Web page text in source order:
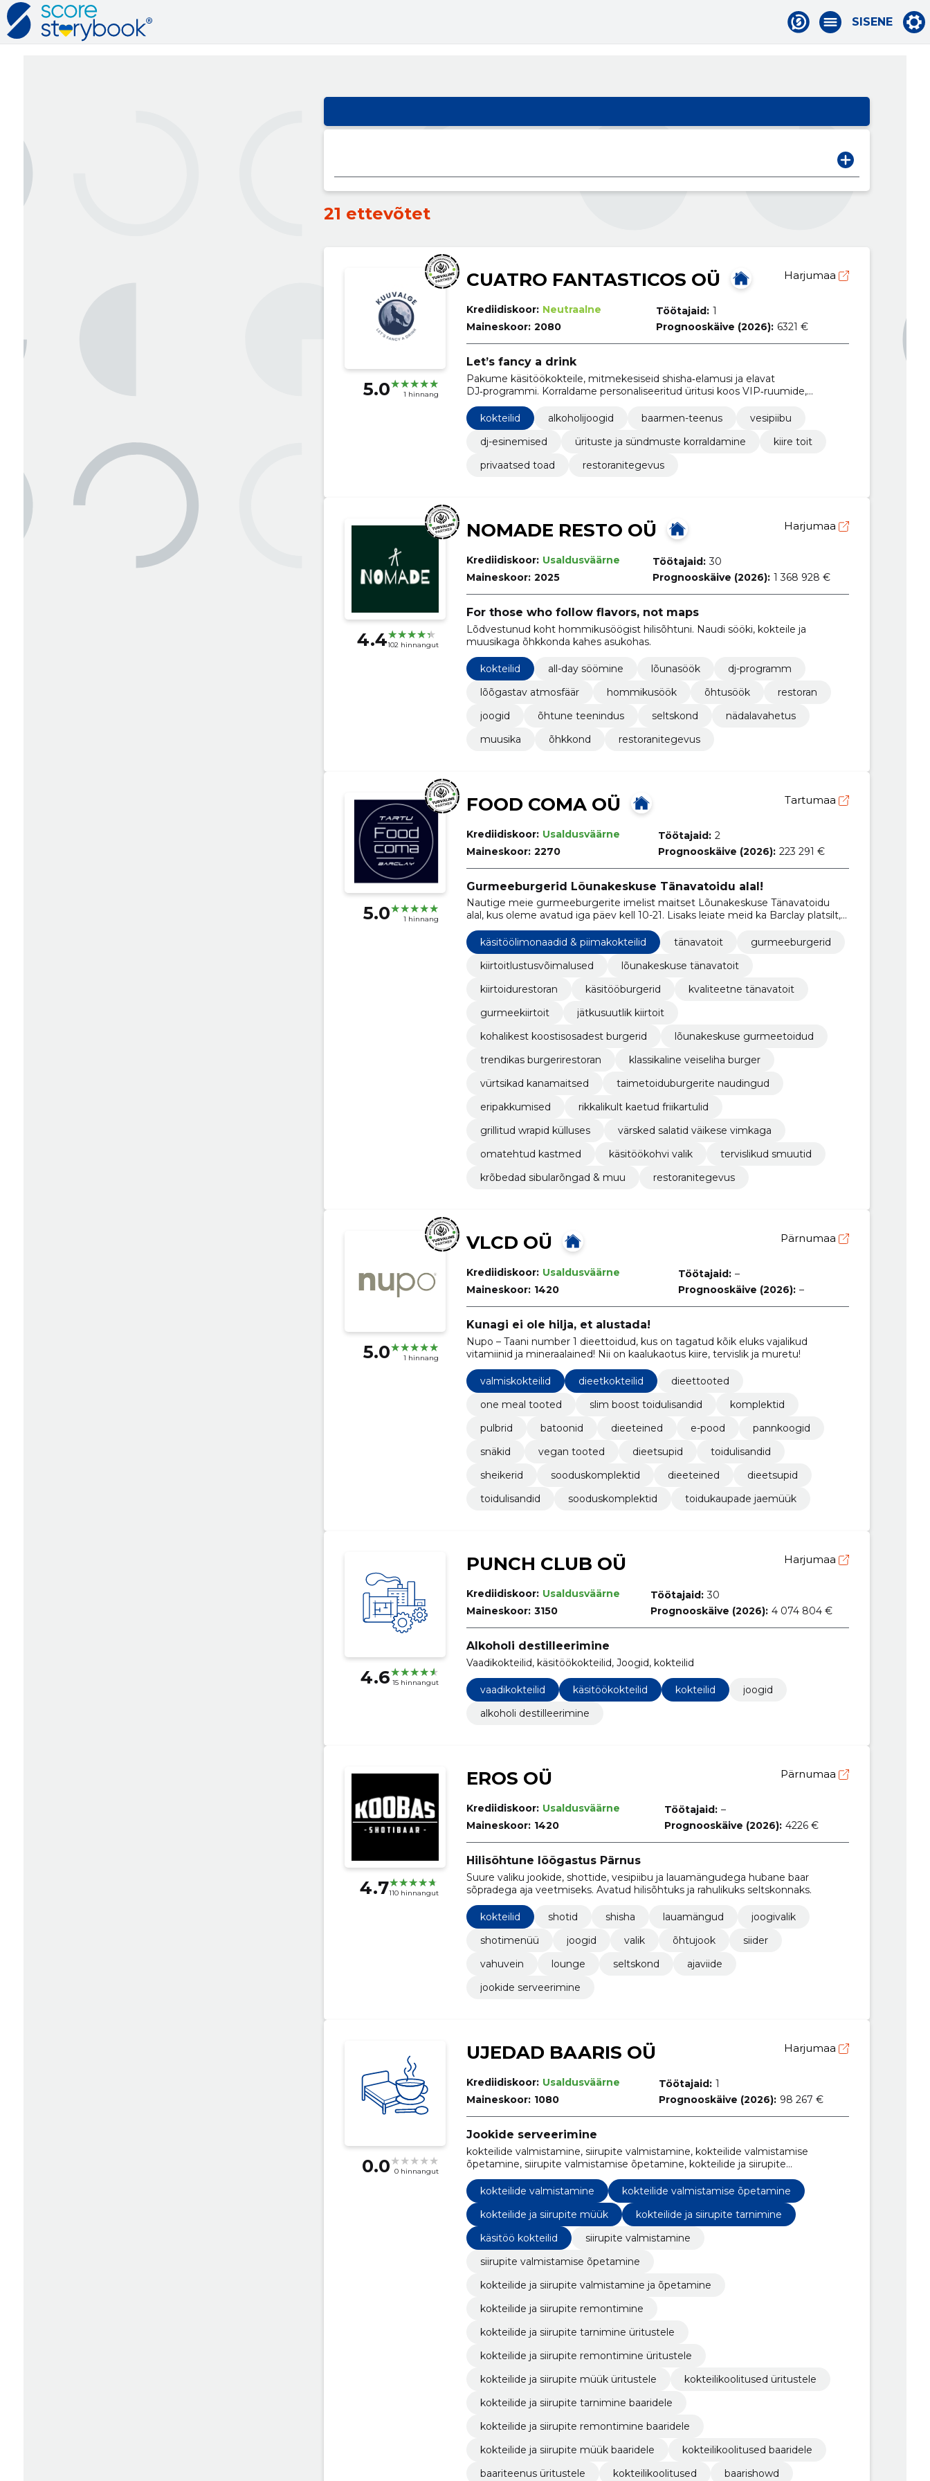
SISENE
21 ettevõtet
5.0 1 hinnang
CUATRO FANTASTICOS OÜ Harjumaa
Krediidiskoor: Neutraalne
Maineskoor: 2080
Töötajaid: 1
Prognooskäive (2026): 6321 €
Let’s fancy a drink
Pakume käsitöökokteile, mitmekesiseid shisha‑elamusi ja elavat
DJ‑programmi. Korraldame personaliseeritud üritusi koos VIP‑ruumide,
kohandatava menüü ja professionaalse teenindusega.
kokteilid
alkoholijoogid baarmen-teenus
vesipiibu
dj-esinemised
ürituste ja sündmuste korraldamine
kiire toit
privaatsed toad
restoranitegevus
4.4102 hinnangut
NOMADE RESTO OÜ Harjumaa
Krediidiskoor: Usaldusväärne
Maineskoor: 2025
Töötajaid: 30
Prognooskäive (2026): 1 368 928 €
For those who follow flavors, not maps
Lõdvestunud koht hommikusöögist hilisõhtuni. Naudi sööki, kokteile ja
muusikaga õhkkonda kahes asukohas.
kokteilid all-day söömine lõunasöök
dj-programm
lõõgastav atmosfäär
hommikusöök õhtusöök
restoran
joogid
õhtune teenindus seltskond
nädalavahetus
muusika
õhkkond restoranitegevus
5.0 1 hinnang
FOOD COMA OÜ Tartumaa
Krediidiskoor: Usaldusväärne
Maineskoor: 2270
Töötajaid: 2
Prognooskäive (2026): 223 291 €
Gurmeeburgerid Lõunakeskuse Tänavatoidu alal!
Nautige meie gurmeeburgerite imelist maitset Lõunakeskuse Tänavatoidu
alal, kus oleme avatud iga päev kell 10-21. Lisaks leiate meid ka Barclay platsilt,
kus saate meie maitsvaid burgereid nautida pühapäevast neljapäevani kell 16-
00 ja reedeti ning laupäeviti kella 19-04.
käsitöölimonaadid & piimakokteilid tänavatoit
gurmeeburgerid
kiirtoitlustusvõimalused
lõunakeskuse tänavatoit
kiirtoidurestoran
käsitööburgerid
kvaliteetne tänavatoit
gurmeekiirtoit
jätkusuutlik kiirtoit
kohalikest koostisosadest burgerid
lõunakeskuse gurmeetoidud
trendikas burgerirestoran
klassikaline veiseliha burger
vürtsikad kanamaitsed
taimetoiduburgerite naudingud
eripakkumised
rikkalikult kaetud friikartulid
grillitud wrapid külluses
värsked salatid väikese vimkaga
omatehtud kastmed
käsitöökohvi valik
tervislikud smuutid
krõbedad sibularõngad & muu
restoranitegevus
5.0 1 hinnang
VLCD OÜ Pärnumaa
Krediidiskoor: Usaldusväärne
Maineskoor: 1420
Töötajaid: –
Prognooskäive (2026): –
Kunagi ei ole hilja, et alustada!
Nupo – Taani number 1 dieettoidud, kus on tagatud kõik eluks vajalikud
vitamiinid ja mineraalained! Nii on kaalukaotus kiire, tervislik ja muretu!
valmiskokteilid dieetkokteilid
dieettooted
one meal tooted
slim boost toidulisandid
komplektid
pulbrid
batoonid dieeteined e-pood
pannkoogid
snäkid
vegan tooted dieetsupid
toidulisandid
sheikerid
sooduskomplektid dieeteined
dieetsupid
toidulisandid
sooduskomplektid toidukaupade jaemüük
4.6 15 hinnangut
PUNCH CLUB OÜ Harjumaa
Krediidiskoor: Usaldusväärne
Maineskoor: 3150
Töötajaid: 30
Prognooskäive (2026): 4 074 804 €
Alkoholi destilleerimine
Vaadikokteilid, käsitöökokteilid, Joogid, kokteilid
vaadikokteilid käsitöökokteilid kokteilid
joogid
alkoholi destilleerimine
4.7110 hinnangut
EROS OÜ Pärnumaa
Krediidiskoor: Usaldusväärne
Maineskoor: 1420
Töötajaid: –
Prognooskäive (2026): 4226 €
Hilisõhtune lõõgastus Pärnus
Suure valiku jookide, shottide, vesipiibu ja lauamängudega hubane baar
sõpradega aja veetmiseks. Avatud hilisõhtuks ja rahulikuks seltskonnaks.
kokteilid shotid shisha lauamängud
joogivalik
shotimenüü
joogid valik õhtujook
siider
vahuvein
lounge seltskond
ajaviide
jookide serveerimine
0.0 0 hinnangut
UJEDAD BAARIS OÜ Harjumaa
Krediidiskoor: Usaldusväärne
Maineskoor: 1080
Töötajaid: 1
Prognooskäive (2026): 98 267 €
Jookide serveerimine
kokteilide valmistamine, siirupite valmistamine, kokteilide valmistamise
õpetamine, siirupite valmistamise õpetamine, kokteilide ja siirupite
tarnimine, kokteilide ja siirupite remontimine, kokteilide ja siirupite tarnimine
üritustele, kokteilide ja siirupite remontimine üritustele
kokteilide valmistamine
kokteilide valmistamise õpetamine
kokteilide ja siirupite müük
kokteilide ja siirupite tarnimine
käsitöö kokteilid
siirupite valmistamine
siirupite valmistamise õpetamine
kokteilide ja siirupite valmistamine ja õpetamine
kokteilide ja siirupite remontimine
kokteilide ja siirupite tarnimine üritustele
kokteilide ja siirupite remontimine üritustele
kokteilide ja siirupite müük üritustele
kokteilikoolitused üritustele
kokteilide ja siirupite tarnimine baaridele
kokteilide ja siirupite remontimine baaridele
kokteilide ja siirupite müük baaridele
kokteilikoolitused baaridele
baariteenus üritustele
kokteilikoolitused baarishowd